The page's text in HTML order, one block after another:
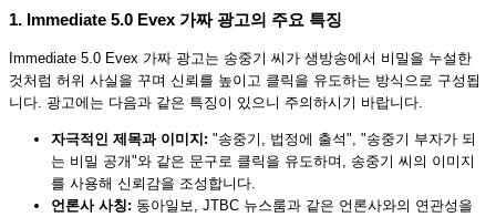
1. Immediate 5.0 Evex 가짜 광고의 주요 특징
Immediate 5.0 Evex 가짜 광고는 송중기 씨가 생방송에서 비밀을 누설한
것처럼 허위 사실을 꾸며 신뢰를 높이고 클릭을 유도하는 방식으로 구성됩
니다. 광고에는 다음과 같은 특징이 있으니 주의하시기 바랍니다.
자극적인 제목과 이미지: "송중기, 법정에 출석", "송중기 부자가 되
는 비밀 공개"와 같은 문구로 클릭을 유도하며, 송중기 씨의 이미지
를 사용해 신뢰감을 조성합니다.
언론사 사칭: 동아일보, JTBC 뉴스룸과 같은 언론사와의 연관성을